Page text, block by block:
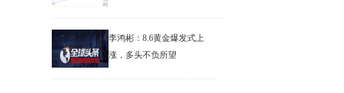
李鸿彬：8.6黄金爆发式上
涨，多头不负所望